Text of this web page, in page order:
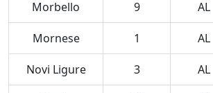
Morbello 9 AL
Mornese 1 AL
Novi Ligure 3 AL